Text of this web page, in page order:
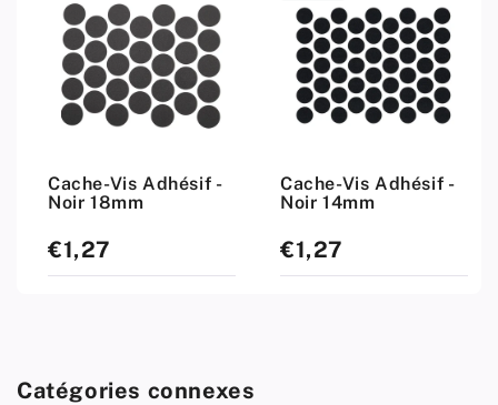
Cache-Vis Adhésif -
Noir 18mm
Prix
standard
€1,27
Cache-Vis Adhésif -
Noir 14mm
Prix
standard
€1,27
Catégories connexes